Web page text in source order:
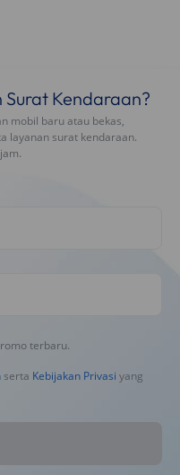
Kendaraan?
mobil baru atau bekas,
layanan surat kendaraan.
terbaru.
serta Kebijakan Privasi yang